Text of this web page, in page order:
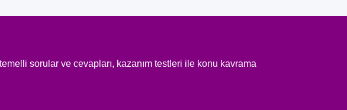
sorular ve cevapları, kazanım testleri ile konu kavrama